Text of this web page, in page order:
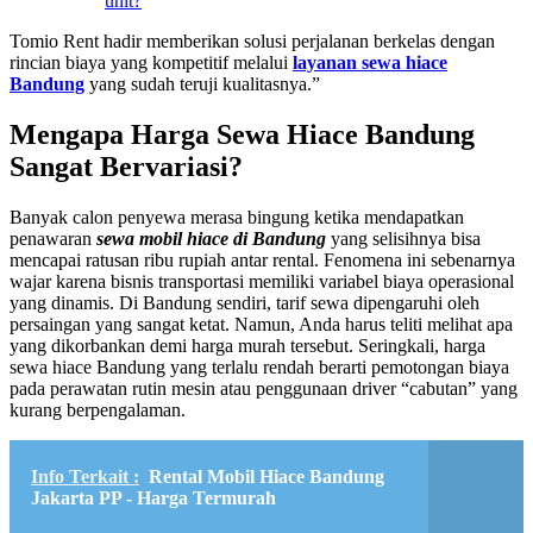
Tomio Rent hadir memberikan solusi perjalanan berkelas dengan
rincian biaya yang kompetitif melalui layanan sewa hiace
Bandung yang sudah teruji kualitasnya.”
Mengapa Harga Sewa Hiace Bandung
Sangat Bervariasi?
Banyak calon penyewa merasa bingung ketika mendapatkan
penawaran sewa mobil hiace di Bandung yang selisihnya bisa
mencapai ratusan ribu rupiah antar rental. Fenomena ini sebenarnya
wajar karena bisnis transportasi memiliki variabel biaya operasional
yang dinamis. Di Bandung sendiri, tarif sewa dipengaruhi oleh
persaingan yang sangat ketat. Namun, Anda harus teliti melihat apa
yang dikorbankan demi harga murah tersebut. Seringkali, harga
sewa hiace Bandung yang terlalu rendah berarti pemotongan biaya
pada perawatan rutin mesin atau penggunaan driver “cabutan” yang
kurang berpengalaman.
Info Terkait : Rental Mobil Hiace Bandung
Jakarta PP - Harga Termurah